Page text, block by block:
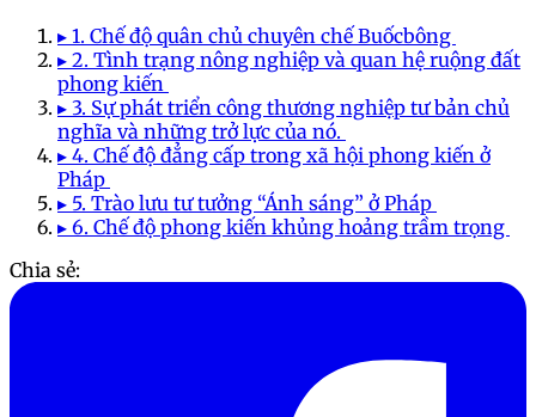
▸ 1. Chế độ quân chủ chuyên chế Buốcbông
▸ 2. Tình trạng nông nghiệp và quan hệ ruộng đất
phong kiến
▸ 3. Sự phát triển công thương nghiệp tư bản chủ
nghĩa và những trở lực của nó.
▸ 4. Chế độ đẳng cấp trong xã hội phong kiến ở
Pháp
▸ 5. Trào lưu tư tưởng “Ánh sáng” ở Pháp
▸ 6. Chế độ phong kiến khủng hoảng trầm trọng
Chia sẻ: